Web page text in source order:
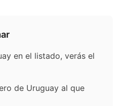
en el listado, verás el
de Uruguay al que